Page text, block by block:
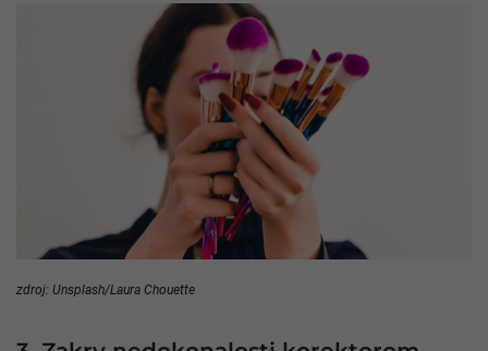
zdroj: Unsplash/Laura Chouette